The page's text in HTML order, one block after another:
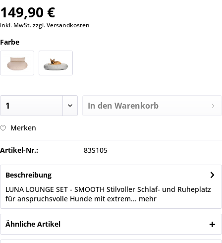
149,90 €
inkl. MwSt.zzgl. Versandkosten
Farbe
In den Warenkorb
Merken
Artikel-Nr.: 83S105
Beschreibung
LUNA LOUNGE SET - SMOOTH Stilvoller Schlaf- und Ruheplatz
für anspruchsvolle Hunde mit extrem... mehr
Ähnliche Artikel